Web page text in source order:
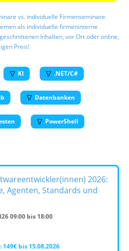
vs. individuelle Firmenseminare
als individuelle firmeninterne
Inhalten, vor Ort oder online,
Preis!
KI .NET/C#
Datenbanken
PowerShell
2026:
Agenten, Standards und
09:00 bis 18:00
bis 15.08.2026